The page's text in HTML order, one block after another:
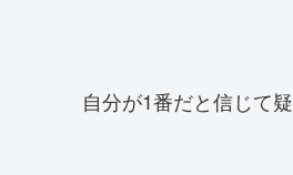
自分が1番だと信じて